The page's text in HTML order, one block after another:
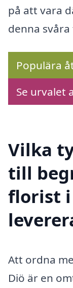
på att vara
denna svåra
Populära
Se urvalet
Vilka
till
florist
Att ordna
Diö är en